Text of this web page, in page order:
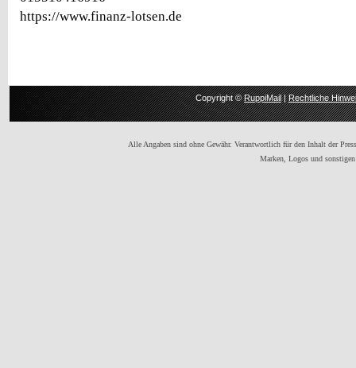
https://www.finanz-lotsen.de
Copyright ©RuppiMail|Rechtliche
Alle Angaben sind ohne Gewähr. Verantwortlich für den Inhalt der
Marken, Logos und